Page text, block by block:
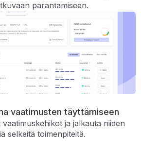
parantamiseen.
vaatimusten täyttämiseen
ja jalkauta niiden
selkeitä toimenpiteitä.